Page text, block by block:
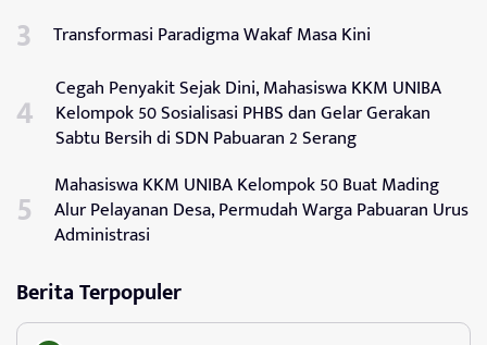
Transformasi Paradigma Wakaf Masa Kini
Cegah Penyakit Sejak Dini, Mahasiswa KKM UNIBA
Kelompok 50 Sosialisasi PHBS dan Gelar Gerakan
Sabtu Bersih di SDN Pabuaran 2 Serang
Mahasiswa KKM UNIBA Kelompok 50 Buat Mading
Alur Pelayanan Desa, Permudah Warga Pabuaran Urus
Administrasi
Berita Terpopuler